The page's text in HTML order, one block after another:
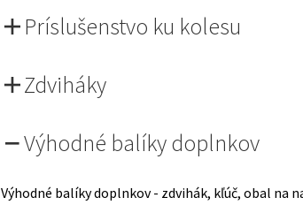
Príslušenstvo ku kolesu
Zdviháky
Výhodné balíky doplnkov
Výhodné balíky doplnkov - zdvihák, kľúč, obal na